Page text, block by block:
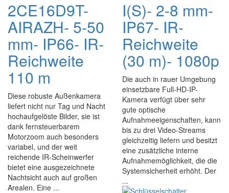
2CE16D9T-
AIRAZH- 5-50
mm- IP66- IR-
Reichweite
110 m
Diese robuste Außenkamera
liefert nicht nur Tag und Nacht
hochaufgelöste Bilder, sie ist
dank fernsteuerbarem
Motorzoom auch besonders
variabel, und der weit
reichende IR-Scheinwerfer
bietet eine ausgezeichnete
Nachtsicht auch auf großen
Arealen. Eine ...
I(S)- 2-8 mm-
IP67- IR-
Reichweite
(30 m)- 1080p
Die auch in rauer Umgebung
einsetzbare Full-HD-IP-
Kamera verfügt über sehr
gute optische
Aufnahmeeigenschaften, kann
bis zu drei Video-Streams
gleichzeitig liefern und besitzt
eine zusätzliche interne
Aufnahmemöglichkeit, die die
Systemsicherheit erhöht. Der
...